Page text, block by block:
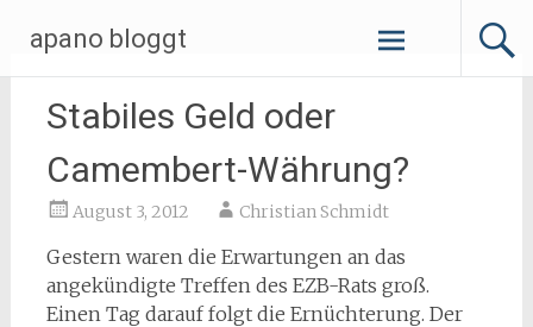
Inhalt
springen
apano bloggt
Stabiles Geld oder
Camembert-Währung?
August 3, 2012 Christian Schmidt
Gestern waren die Erwartungen an das
angekündigte Treffen des EZB-Rats groß.
Einen Tag darauf folgt die Ernüchterung. Der